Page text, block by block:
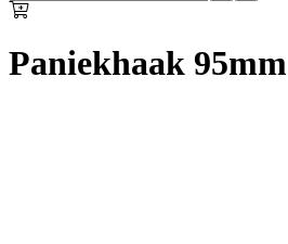
Paniekhaak 95mm